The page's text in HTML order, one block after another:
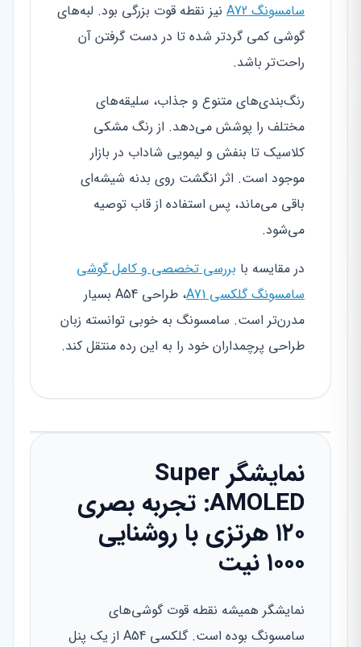
سامسونگ A72
نیز نقطه قوت بزرگی بود. لبه‌های
گوشی کمی گردتر شده تا در دست گرفتن آن
راحت‌تر باشد.
رنگ‌بندی‌های متنوع و جذاب، سلیقه‌های
مختلف را پوشش می‌دهد. از رنگ مشکی
کلاسیک تا بنفش و لیمویی شاداب در بازار
موجود است. اثر انگشت روی بدنه شیشه‌ای
باقی می‌ماند، پس استفاده از قاب توصیه
می‌شود.
در مقایسه با بررسی تخصصی و کامل گوشی
سامسونگ گلکسی A71
، طراحی A54 بسیار
مدرن‌تر است. سامسونگ به خوبی توانسته زبان
طراحی پرچمداران خود را به این رده منتقل کند.
نمایشگر Super
AMOLED: تجربه بصری
۱۲۰ هرتزی با روشنایی
۱۰۰۰ نیت
نمایشگر همیشه نقطه قوت گوشی‌های
سامسونگ بوده است. گلکسی A54 از یک پنل